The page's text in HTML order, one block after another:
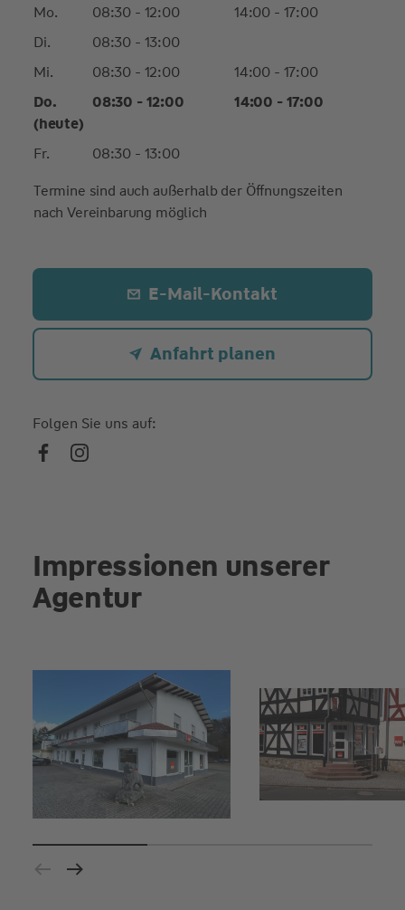
Mo. 08:30 - 12:00
14:00 - 17:00
Di.
08:30 - 13:00
Mi.
08:30 - 12:00
14:00 - 17:00
Do.
(heute)
08:30 - 12:00 14:00 - 17:00
Fr.
08:30 - 13:00
Termine sind auch außerhalb der Öffnungszeiten
nach Vereinbarung möglich
E-Mail-Kontakt
Anfahrt planen
Folgen Sie uns auf:
Impressionen unserer
Agentur